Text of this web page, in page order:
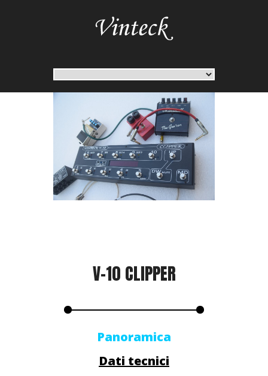
V-10 CLIPPER
Panoramica
Dati tecnici